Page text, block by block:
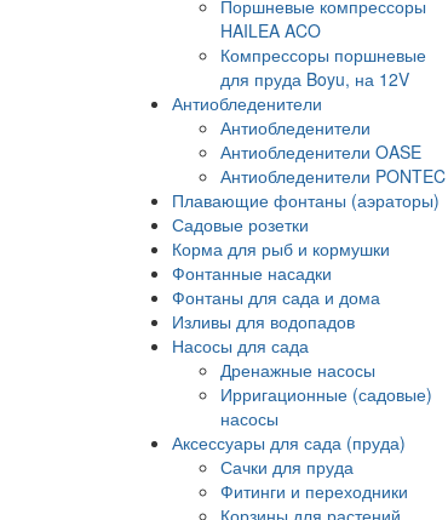
Поршневые компрессоры
HAILEA ACO
Компрессоры поршневые
для пруда Boyu, на 12V
Антиобледенители
Антиобледенители
Антиобледенители OASE
Антиобледенители PONTEC
Плавающие фонтаны (аэраторы)
Садовые розетки
Корма для рыб и кормушки
Фонтанные насадки
Фонтаны для сада и дома
Изливы для водопадов
Насосы для сада
Дренажные насосы
Ирригационные (садовые)
насосы
Аксессуары для сада (пруда)
Сачки для пруда
Фитинги и переходники
Корзины для растений